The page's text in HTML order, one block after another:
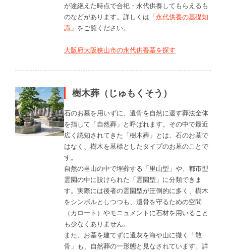
が途絶えた時点で合祀・永代供養してもらえるも
のなどがあります。詳しくは「永代供養の基礎知
識 」をご覧ください。
大阪府大阪狭山市の永代供養墓を探す
樹木葬（じゅもくそう）
石のお墓を用いずに、遺骨を自然に還す葬法全体
を指して「自然葬」と呼ばれます。その中で最近
広く認知されてきた「樹木葬」とは、石のお墓で
はなく、樹木を墓標としたタイプのお墓のことで
す。
自然の里山の中で埋葬する「里山型」や、都市型
霊園の中に設けられた「霊園型」に分類できま
す。実際には後者の霊園型が圧倒的に多く、樹木
をシンボルとしつつも、遺骨を守るための空間
（カロート）やモニュメントに石材を用いること
も少なくありません。
また、お墓を建てずに遺灰を海や山に撒く「散
骨」も、自然葬の一形態と見なされています。詳